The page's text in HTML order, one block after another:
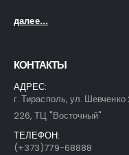
далее...
КОНТАКТЫ
АДРЕС:
г. Тирасполь, ул.
226, ТЦ "Восточный"
ТЕЛЕФОН:
(+373)779-68888